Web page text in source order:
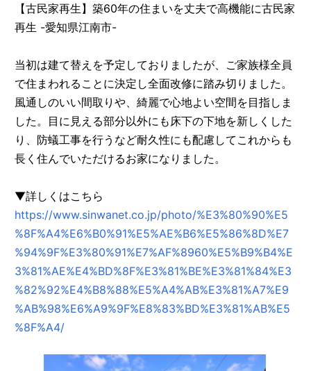
【古民家再生】築60年の住まいを丈夫で高機能に古民家
再生 -愛知県江南市-
当初は建て替えを予定しておりましたが、ご家族様全員
で住まわれることに決定し全面改修に踏み切りました。
風通しのいい間取りや、綺麗で心地よい空間を目指しま
した。目に見える部分以外にも床下の下地を新しくした
り、防蟻工事を行うなど耐久性にも配慮してこれからも
長く住んでいただけるお家になりました。
▼詳しくはこちら
https://www.sinwanet.co.jp/photo/%E3%80%90%E5
%8F%A4%E6%B0%91%E5%AE%B6%E5%86%8D%E7
%94%9F%E3%80%91%E7%AF%8960%E5%B9%B4%E
3%81%AE%E4%BD%8F%E3%81%BE%E3%81%84%E3
%82%92%E4%B8%88%E5%A4%AB%E3%81%A7%E9
%AB%98%E6%A9%9F%E8%83%BD%E3%81%AB%E5
%8F%A4/